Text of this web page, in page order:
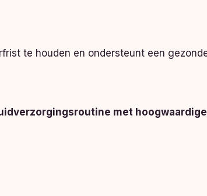
te houden en ondersteunt een
met